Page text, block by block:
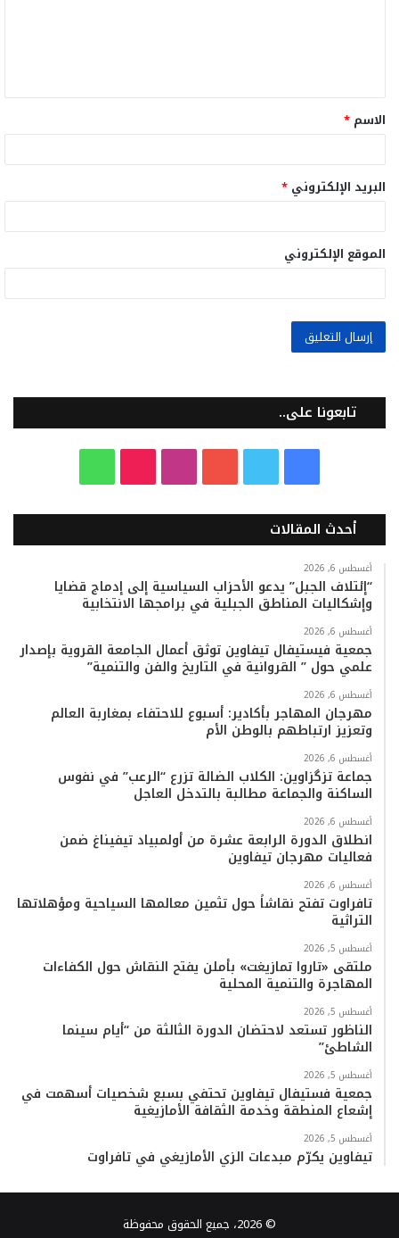
ق
*
الاسم *
البريد الإلكتروني *
الموقع الإلكتروني
تابعونا على..
س
ب
و
ك
ي
ت
ر
ت
ي
و
ب
س
ق
ر
ا
م
k
T
o
k
ت
س
ا
ب
أحدث المقالات
أغسطس 6, 2026
“إئتلاف الجبل” يدعو الأحزاب السياسية إلى إدماج قضايا
وإشكاليات المناطق الجبلية في برامجها الانتخابية
أغسطس 6, 2026
جمعية فيستيفال تيفاوين توثق أعمال الجامعة القروية بإصدار
علمي حول ” القروانية في التاريخ والفن والتنمية”
أغسطس 6, 2026
مهرجان المهاجر بأكادير: أسبوع للاحتفاء بمغاربة العالم
وتعزيز ارتباطهم بالوطن الأم
أغسطس 6, 2026
جماعة تزگزاوين: الكلاب الضالة تزرع “الرعب” في نفوس
الساكنة والجماعة مطالبة بالتدخل العاجل
أغسطس 6, 2026
انطلاق الدورة الرابعة عشرة من أولمبياد تيفيناغ ضمن
فعاليات مهرجان تيفاوين
أغسطس 6, 2026
تافراوت تفتح نقاشاً حول تثمين معالمها السياحية ومؤهلاتها
التراثية
أغسطس 5, 2026
ملتقى «تاروا تمازيغت» بأملن يفتح النقاش حول الكفاءات
المهاجرة والتنمية المحلية
أغسطس 5, 2026
الناظور تستعد لاحتضان الدورة الثالثة من “أيام سينما
الشاطئ”
أغسطس 5, 2026
جمعية فستيفال تيفاوين تحتفي بسبع شخصيات أسهمت في
إشعاع المنطقة وخدمة الثقافة الأمازيغية
أغسطس 5, 2026
تيفاوين يكرّم مبدعات الزي الأمازيغي في تافراوت
© 2026، جميع الحقوق محفوظة